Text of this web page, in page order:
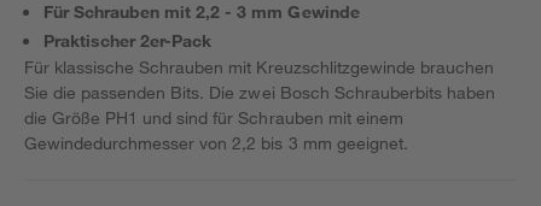
Für Schrauben mit 2,2 - 3 mm Gewinde
Praktischer 2er-Pack
Für klassische Schrauben mit Kreuzschlitzgewinde brauchen
Sie die passenden Bits. Die zwei Bosch Schrauberbits haben
die Größe PH1 und sind für Schrauben mit einem
Gewindedurchmesser von 2,2 bis 3 mm geeignet.